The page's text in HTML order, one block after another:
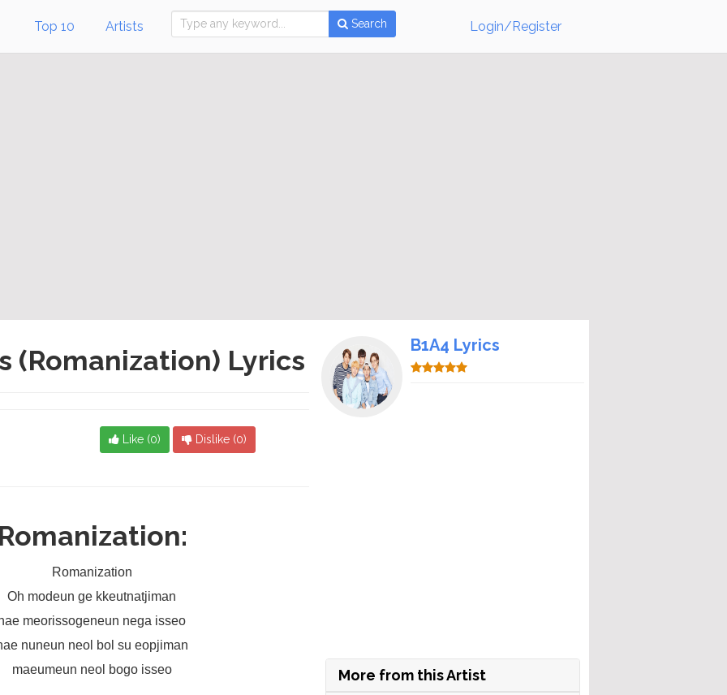
Top 10 Artists Search Login/Register
(Romanization) Lyrics
Like (0) Dislike (0)
Romanization:
Romanization
Oh modeun ge kkeutnatjiman
meorissogeneun nega isseo
nuneun neol bol su eopjiman
maeumeun neol bogo isseo
B1A4 Lyrics
More from this Artist